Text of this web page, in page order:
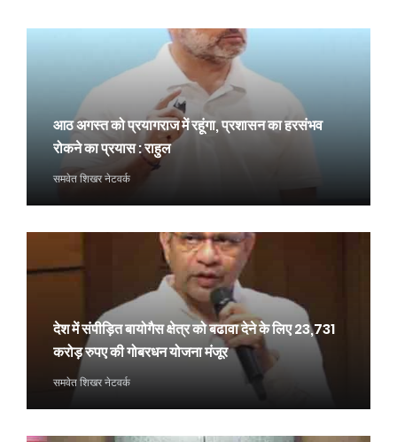
आठ अगस्त को प्रयागराज में रहूंगा, प्रशासन का हरसंभव
रोकने का प्रयास : राहुल
समवेत शिखर नेटवर्क
देश में संपीड़ित बायोगैस क्षेत्र को बढावा देने के लिए 23,731
करोड़ रुपए की गोबरधन योजना मंजूर
समवेत शिखर नेटवर्क